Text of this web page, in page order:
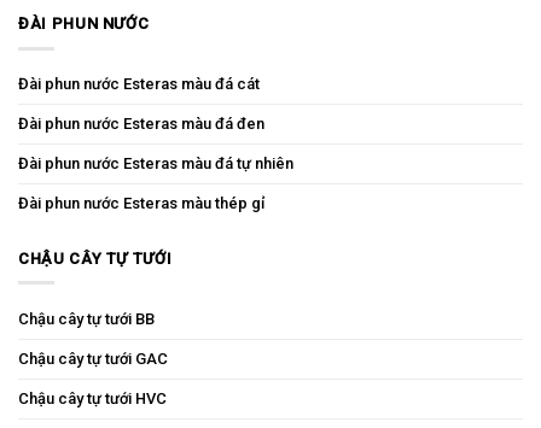
ĐÀI PHUN NƯỚC
Đài phun nước Esteras màu đá cát
Đài phun nước Esteras màu đá đen
Đài phun nước Esteras màu đá tự nhiên
Đài phun nước Esteras màu thép gỉ
CHẬU CÂY TỰ TƯỚI
Chậu cây tự tưới BB
Chậu cây tự tưới GAC
Chậu cây tự tưới HVC